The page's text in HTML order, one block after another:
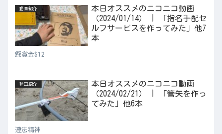
動画紹介
本日オススメのニコニコ動画
（2024/01/14） | 「指名手配セ
ルフサービスを作ってみた」他7
本
懸賞金$12
動画紹介
本日オススメのニコニコ動画
（2024/02/21） | 「管矢を作っ
てみた」他6本
遵法精神